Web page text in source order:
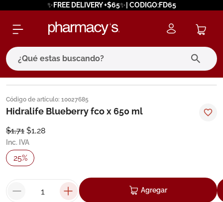
✨FREE DELIVERY +$65✨| CODIGO:FD65
¿Qué estas buscando?
Código de artículo: 10027685
Hidralife Blueberry fco x 650 ml
$1,71 $1,28
Inc. IVA
25%
Agregar
términos más buscados
1. eucerin
2 . protector solar
3.
4. pilexil
5. cerave
degraler